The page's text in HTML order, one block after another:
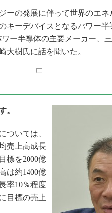
ーションは日本を救うのか
IoT通信
リスト「未来展望」
愛されないエンジニア」の
ーの発展に伴って世界のエネ
キーデバイスとなるパワー
ー半導体の主要メーカー、
大樹氏に話を聞いた。
。
ついては、
売上高成長
標を2000億
は約1400億
率10％程度
目標の売上